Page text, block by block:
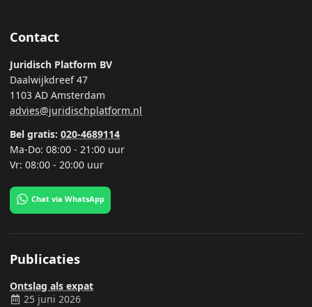
Contact
Juridisch Platform BV
Daalwijkdreef 47
1103 AD Amsterdam
advies@juridischplatform.nl
Bel gratis: 020-4689114
Ma-Do: 08:00 - 21:00 uur
Vr: 08:00 - 20:00 uur
Chat via WhatsApp
Publicaties
Ontslag als expat
25 juni 2026